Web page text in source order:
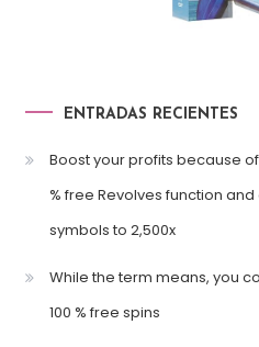
ENTRADAS RECIENTES
Boost your profits because
% free Revolves function
symbols to 2,500x
While the term means, you
100 % free spins